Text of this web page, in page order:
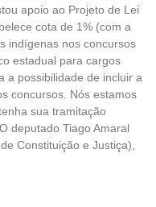
apoio ao Projeto de Lei
cota de 1% (com a
indígenas nos concursos
estadual para cargos
a possibilidade de incluir a
concursos. Nós estamos
sua tramitação
deputado Tiago Amaral
Constituição e Justiça),